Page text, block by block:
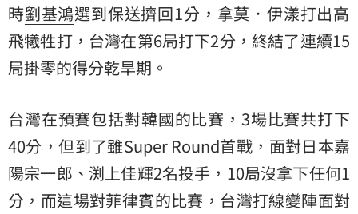
時劉基鴻選到保送擠回1分，拿莫．伊漾打出高
飛犧牲打，台灣在第6局打下2分，終結了連續15
局掛零的得分乾旱期。
台灣在預賽包括對韓國的比賽，3場比賽共打下
40分，但到了雖Super Round首戰，面對日本嘉
陽宗一郎、渕上佳輝2名投手，10局沒拿下任何1
分，而這場對菲律賓的比賽，台灣打線變陣面對